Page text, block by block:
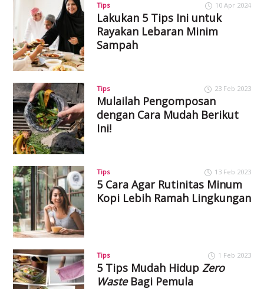
Tips 10 Apr 2024
Lakukan 5 Tips Ini untuk
Rayakan Lebaran Minim
Sampah
Tips 23 Feb 2023
Mulailah Pengomposan
dengan Cara Mudah Berikut
Ini!
Tips 13 Feb 2023
5 Cara Agar Rutinitas Minum
Kopi Lebih Ramah Lingkungan
Tips 1 Feb 2023
5 Tips Mudah Hidup Zero
WasteBagi Pemula